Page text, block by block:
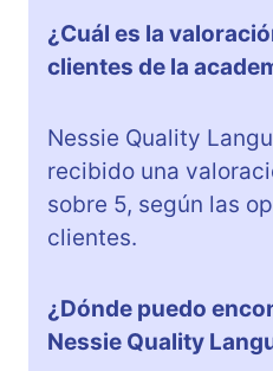
¿Cuál es la
clientes de la
Nessie Quality
recibido una
sobre 5, según las
clientes.
¿Dónde puedo
Nessie Quality